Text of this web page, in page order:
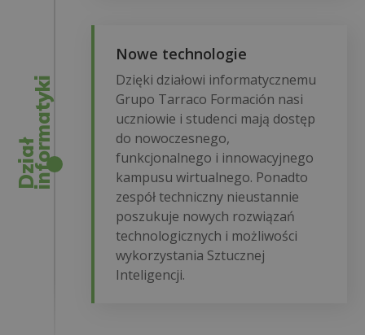
D
z
i
a
ł
i
n
f
o
r
m
a
t
y
ki
Nowe technologie
Dzięki działowi informatycznemu
Grupo Tarraco Formación nasi
uczniowie i studenci mają dostęp
do nowoczesnego,
funkcjonalnego i innowacyjnego
kampusu wirtualnego. Ponadto
zespół techniczny nieustannie
poszukuje nowych rozwiązań
technologicznych i możliwości
wykorzystania Sztucznej
Inteligencji.